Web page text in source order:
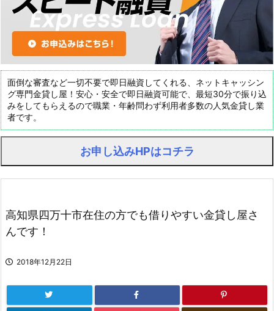
面倒な審査など一切不要で即日融資してくれる、ネットキャッシン
グ専門金貸し屋！安心・安全で即日融資可能で、最短30分で振り込
みをしてもらえるので職業・年齢問わず利用者多数の人気金貸し業
者です。
お申し込みHPはコチラ
高知県四万十市在住の方でも借りやすい金貸し屋さ
んです！
2018年12月22日